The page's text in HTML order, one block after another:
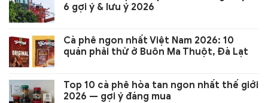
6 gợi ý & lưu ý 2026
Cà phê ngon nhất Việt Nam 2026: 10
quán phải thử ở Buôn Ma Thuột, Đà Lạt
Top 10 cà phê hòa tan ngon nhất thế giới
2026 — gợi ý đáng mua